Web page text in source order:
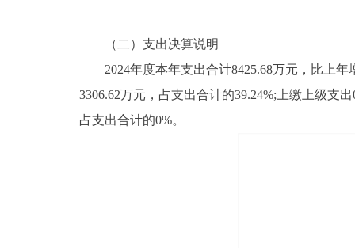
（二）支出决算说明
2024年度本年支出合计8425.68万元，比上年
3306.62万元，占支出合计的39.24%;上缴上级支
占支出合计的0%。